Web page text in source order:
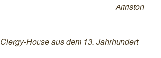
Alfriston
Clergy-House aus dem 13. Jahrhundert